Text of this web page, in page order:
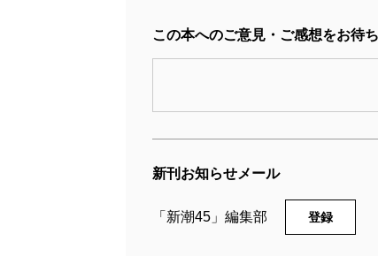
この本へのご意見・ご感想をお待
新刊お知らせメール
「新潮45」編集部 登録